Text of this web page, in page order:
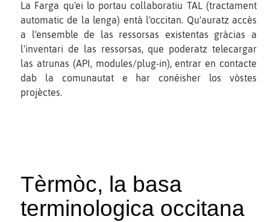
La Farga qu'ei lo portau collaboratiu TAL (tractament
automatic de la lenga) entà l'occitan. Qu'auratz accès
a l'ensemble de las ressorsas existentas gràcias a
l'inventari de las ressorsas, que poderatz telecargar
las atrunas (API, modules/plug-in), entrar en contacte
dab la comunautat e har conéisher los vòstes
projèctes.
Tèrmòc, la basa
terminologica occitana